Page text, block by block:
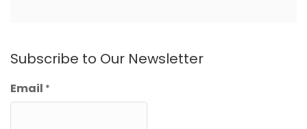
Subscribe to Our Newsletter
Email *